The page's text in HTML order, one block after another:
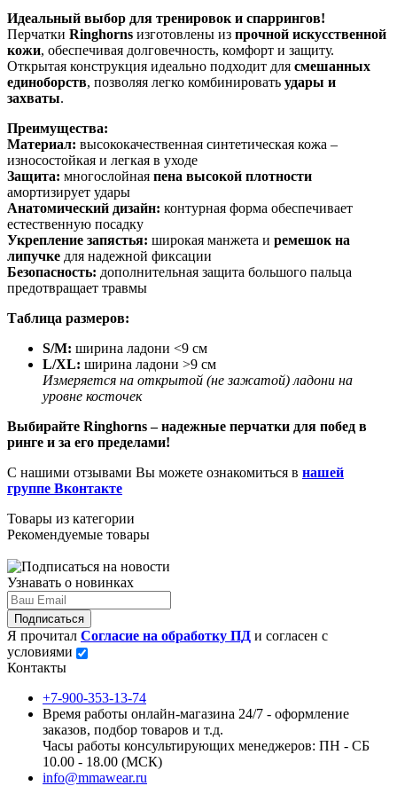
Идеальный выбор для тренировок и спаррингов!
Перчатки Ringhorns изготовлены из прочной искусственной
кожи, обеспечивая долговечность, комфорт и защиту.
Открытая конструкция идеально подходит для смешанных
единоборств, позволяя легко комбинировать удары и
захваты.
Преимущества:
Материал: высококачественная синтетическая кожа –
износостойкая и легкая в уходе
Защита: многослойная пена высокой плотности
амортизирует удары
Анатомический дизайн: контурная форма обеспечивает
естественную посадку
Укрепление запястья: широкая манжета и ремешок на
липучке для надежной фиксации
Безопасность: дополнительная защита большого пальца
предотвращает травмы
Таблица размеров:
S/M: ширина ладони <9 см
L/XL: ширина ладони >9 см
Измеряется на открытой (не зажатой) ладони на
уровне косточек
Выбирайте Ringhorns – надежные перчатки для побед в
ринге и за его пределами!
С нашими отзывами Вы можете ознакомиться в нашей
группе Вконтакте
Товары из категории
Рекомендуемые товары
Узнавать о новинках
Подписаться
Я прочитал Согласие на обработку ПД и согласен с
условиями
Контакты
+7-900-353-13-74
Время работы онлайн-магазина 24/7 - оформление
заказов, подбор товаров и т.д.
Часы работы консультирующих менеджеров: ПН - СБ
10.00 - 18.00 (МСК)
info@mmawear.ru